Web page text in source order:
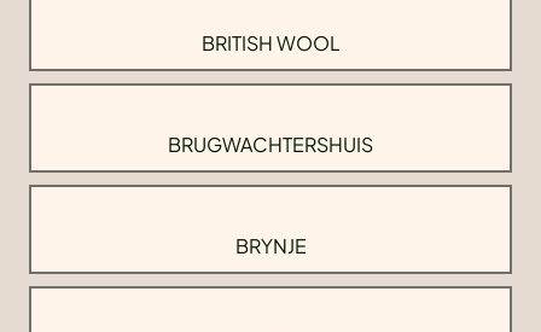
BRITISH WOOL
BRUGWACHTERSHUIS
BRYNJE